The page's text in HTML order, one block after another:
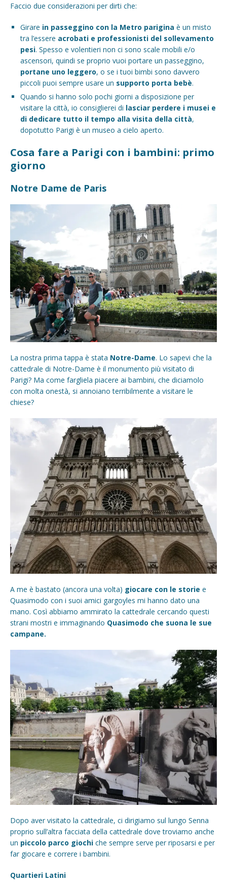
Faccio due considerazioni per dirti che:
Girare in passeggino con la Metro parigina è un misto
tra l’essere acrobati e professionisti del sollevamento
pesi. Spesso e volentieri non ci sono scale mobili e/o
ascensori, quindi se proprio vuoi portare un passeggino,
portane uno leggero, o se i tuoi bimbi sono davvero
piccoli puoi sempre usare un supporto porta bebè.
Quando si hanno solo pochi giorni a disposizione per
visitare la città, io consiglierei di lasciar perdere i musei e
di dedicare tutto il tempo alla visita della città,
dopotutto Parigi è un museo a cielo aperto.
Cosa fare a Parigi con i bambini: primo
giorno
Notre Dame de Paris
La nostra prima tappa è stata Notre-Dame. Lo sapevi che la
cattedrale di Notre-Dame è il monumento più visitato di
Parigi? Ma come fargliela piacere ai bambini, che diciamolo
con molta onestà, si annoiano terribilmente a visitare le
chiese?
A me è bastato (ancora una volta) giocare con le storie e
Quasimodo con i suoi amici gargoyles mi hanno dato una
mano. Così abbiamo ammirato la cattedrale cercando questi
strani mostri e immaginando Quasimodo che suona le sue
campane.
Dopo aver visitato la cattedrale, ci dirigiamo sul lungo Senna
proprio sull’altra facciata della cattedrale dove troviamo anche
un piccolo parco giochi che sempre serve per riposarsi e per
far giocare e correre i bambini.
Quartieri Latini